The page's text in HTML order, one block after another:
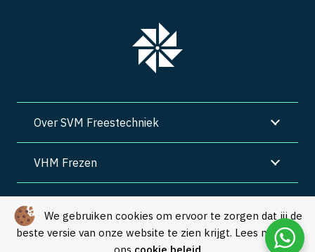
We gebruiken cookies om ervoor te zorgen dat jij de
beste versie van onze website te zien krijgt. Lees meer in
Over SVM Freestechniek
VHM Frezen
Algemene voorwaarden | Privacy